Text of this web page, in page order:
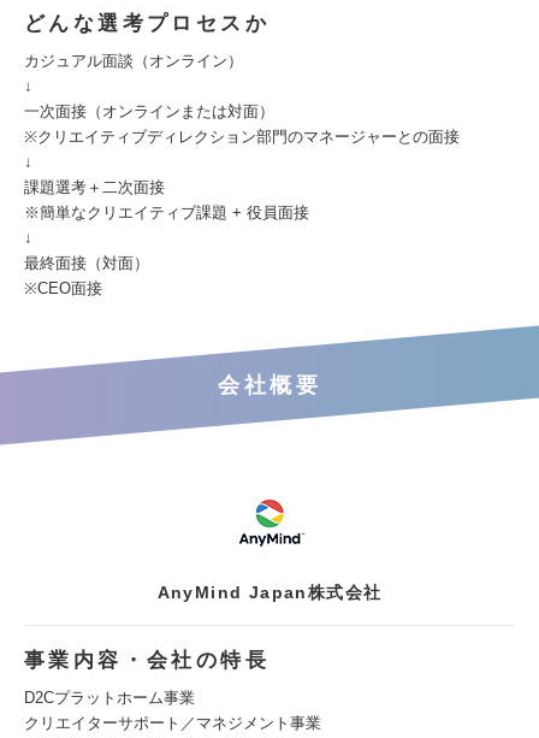
どんな選考プロセスか
カジュアル面談（オンライン）
↓
一次面接（オンラインまたは対面）
※クリエイティブディレクション部門のマネージャーとの面接
↓
課題選考＋二次面接
※簡単なクリエイティブ課題 + 役員面接
↓
最終面接（対面）
※CEO面接
会社概要
AnyMind Japan株式会社
事業内容・会社の特長
D2Cプラットホーム事業
クリエイターサポート／マネジメント事業